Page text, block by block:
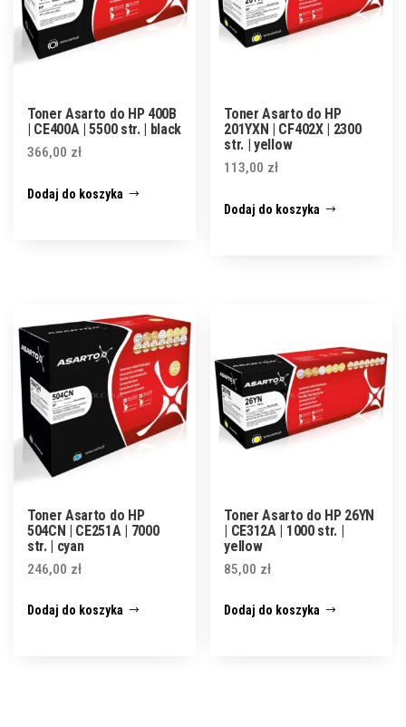
Toner Asarto do HP 400B
| CE400A | 5500 str. | black
366,00 zł
Dodaj do koszyka
Toner Asarto do HP
201YXN | CF402X | 2300
str. | yellow
113,00 zł
Dodaj do koszyka
Toner Asarto do HP
504CN | CE251A | 7000
str. | cyan
246,00 zł
Dodaj do koszyka
Toner Asarto do HP 26YN
| CE312A | 1000 str. |
yellow
85,00 zł
Dodaj do koszyka